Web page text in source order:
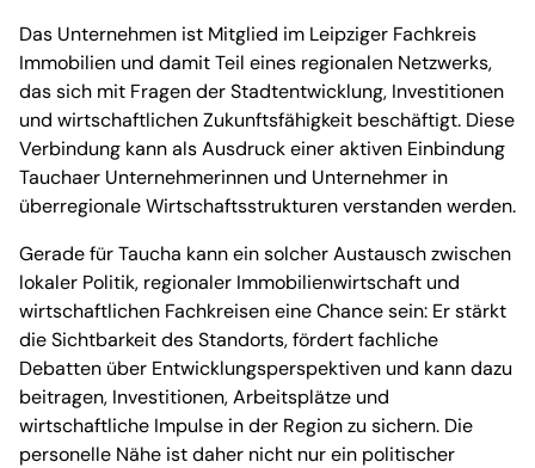
Das Unternehmen ist Mitglied im Leipziger Fachkreis
Immobilien und damit Teil eines regionalen Netzwerks,
das sich mit Fragen der Stadtentwicklung, Investitionen
und wirtschaftlichen Zukunftsfähigkeit beschäftigt. Diese
Verbindung kann als Ausdruck einer aktiven Einbindung
Tauchaer Unternehmerinnen und Unternehmer in
überregionale Wirtschaftsstrukturen verstanden werden.
Gerade für Taucha kann ein solcher Austausch zwischen
lokaler Politik, regionaler Immobilienwirtschaft und
wirtschaftlichen Fachkreisen eine Chance sein: Er stärkt
die Sichtbarkeit des Standorts, fördert fachliche
Debatten über Entwicklungsperspektiven und kann dazu
beitragen, Investitionen, Arbeitsplätze und
wirtschaftliche Impulse in der Region zu sichern. Die
personelle Nähe ist daher nicht nur ein politischer